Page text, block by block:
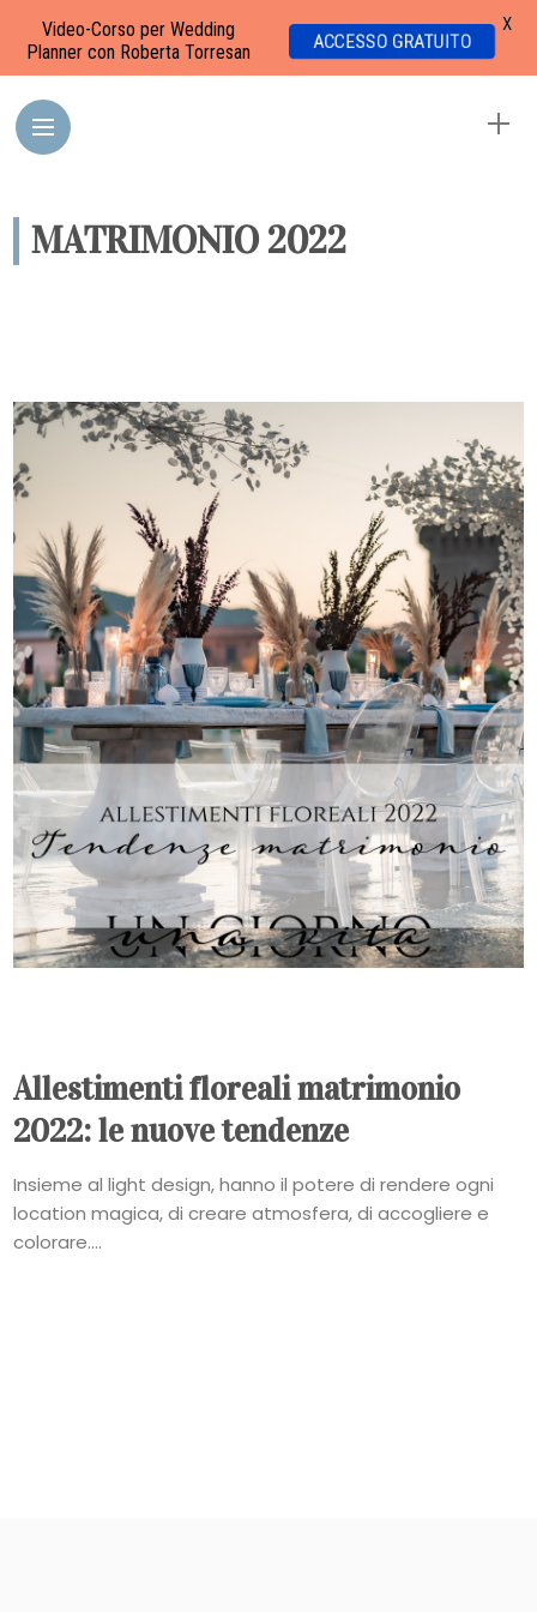
MATRIMONIO 2022
Allestimenti floreali matrimonio
2022: le nuove tendenze
Insieme al light design, hanno il potere di rendere ogni
location magica, di creare atmosfera, di accogliere e
colorare....
Video-Corso per Wedding
Planner con Roberta Torresan
ACCESSO GRATUITO
X